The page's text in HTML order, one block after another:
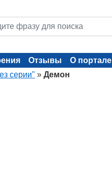
Отзывы О портале
серии" » Демон